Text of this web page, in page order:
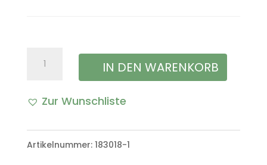
Gummilager,
den
der
IN DEN WARENKORB
Zur Wunschliste
Artikelnummer: 183018-1